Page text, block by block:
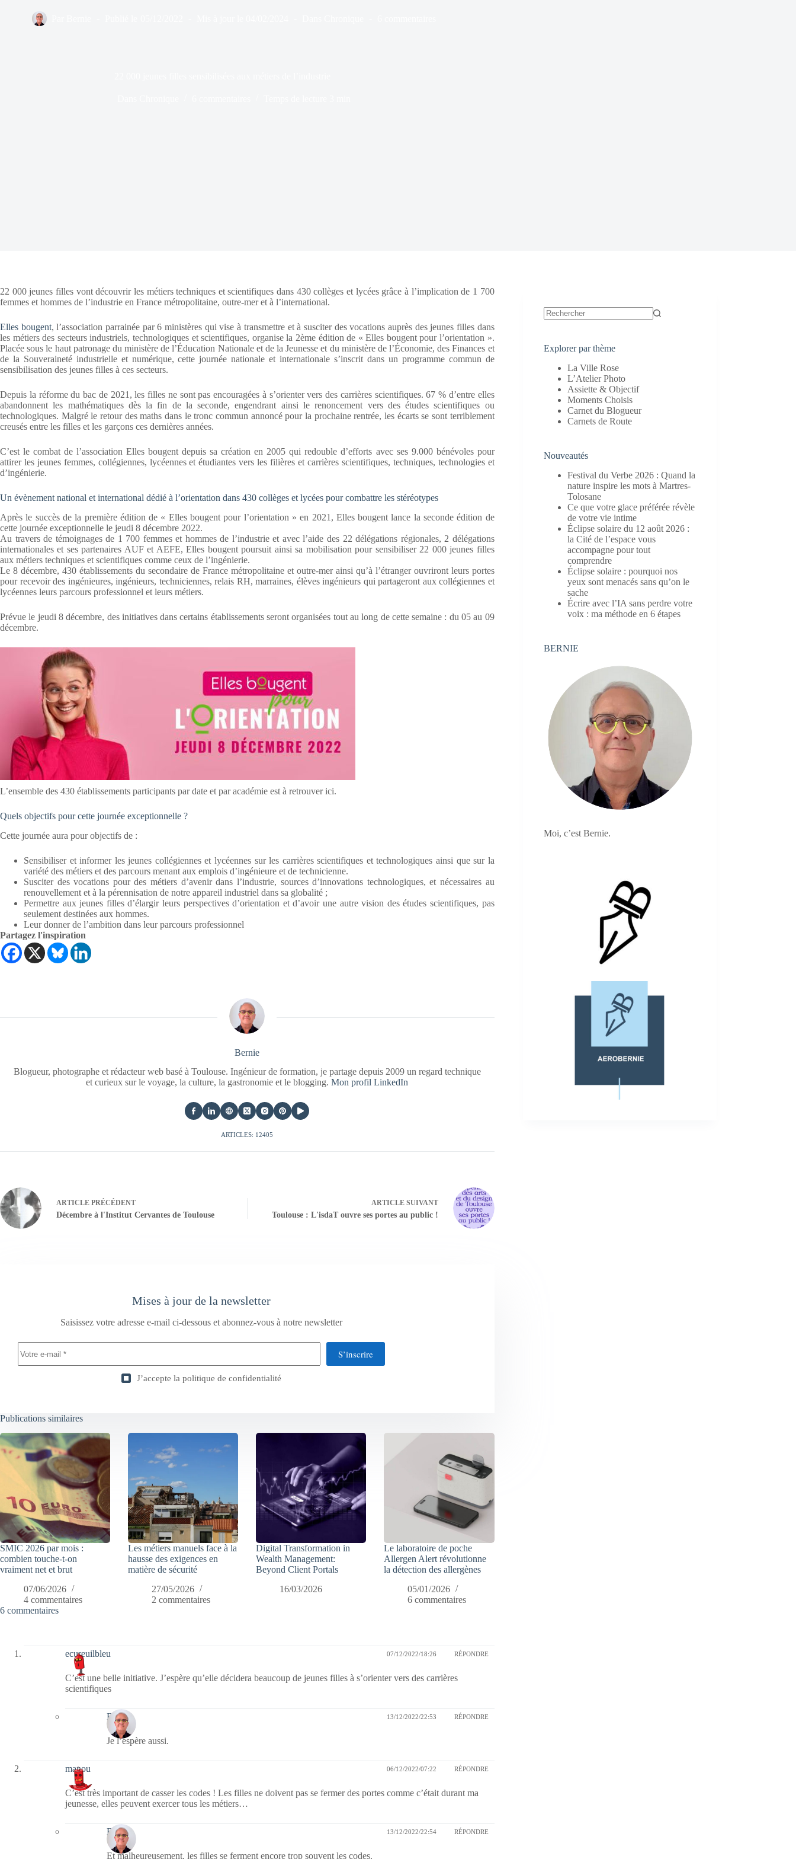
22 000 jeunes filles vont découvrir les métiers techniques et scientifiques dans 430 collèges et lycées grâce à l’implication de 1 700
femmes et hommes de l’industrie en France métropolitaine, outre-mer et à l’international.
Elles bougent, l’association parrainée par 6 ministères qui vise à transmettre et à susciter des vocations auprès des jeunes filles dans
les métiers des secteurs industriels, technologiques et scientifiques, organise la 2ème édition de « Elles bougent pour l’orientation ».
Placée sous le haut patronage du ministère de l’Éducation Nationale et de la Jeunesse et du ministère de l’Économie, des Finances et
de la Souveraineté industrielle et numérique, cette journée nationale et internationale s’inscrit dans un programme commun de
sensibilisation des jeunes filles à ces secteurs.
Depuis la réforme du bac de 2021, les filles ne sont pas encouragées à s’orienter vers des carrières scientifiques. 67 % d’entre elles
abandonnent les mathématiques dès la fin de la seconde, engendrant ainsi le renoncement vers des études scientifiques ou
technologiques. Malgré le retour des maths dans le tronc commun annoncé pour la prochaine rentrée, les écarts se sont terriblement
creusés entre les filles et les garçons ces dernières années.
C’est le combat de l’association Elles bougent depuis sa création en 2005 qui redouble d’efforts avec ses 9.000 bénévoles pour
attirer les jeunes femmes, collégiennes, lycéennes et étudiantes vers les filières et carrières scientifiques, techniques, technologies et
d’ingénierie.
Un évènement national et international dédié à l’orientation dans 430 collèges et lycées pour combattre les stéréotypes
Après le succès de la première édition de « Elles bougent pour l’orientation » en 2021, Elles bougent lance la seconde édition de
cette journée exceptionnelle le jeudi 8 décembre 2022.
Au travers de témoignages de 1 700 femmes et hommes de l’industrie et avec l’aide des 22 délégations régionales, 2 délégations
internationales et ses partenaires AUF et AEFE, Elles bougent poursuit ainsi sa mobilisation pour sensibiliser 22 000 jeunes filles
aux métiers techniques et scientifiques comme ceux de l’ingénierie.
Le 8 décembre, 430 établissements du secondaire de France métropolitaine et outre-mer ainsi qu’à l’étranger ouvriront leurs portes
pour recevoir des ingénieures, ingénieurs, techniciennes, relais RH, marraines, élèves ingénieurs qui partageront aux collégiennes et
lycéennes leurs parcours professionnel et leurs métiers.
Prévue le jeudi 8 décembre, des initiatives dans certains établissements seront organisées tout au long de cette semaine : du 05 au 09
décembre.
L’ensemble des 430 établissements participants par date et par académie est à retrouver ici.
Quels objectifs pour cette journée exceptionnelle ?
Cette journée aura pour objectifs de :
Sensibiliser et informer les jeunes collégiennes et lycéennes sur les carrières scientifiques et technologiques ainsi que sur la
variété des métiers et des parcours menant aux emplois d’ingénieure et de technicienne.
Susciter des vocations pour des métiers d’avenir dans l’industrie, sources d’innovations technologiques, et nécessaires au
renouvellement et à la pérennisation de notre appareil industriel dans sa globalité ;
Permettre aux jeunes filles d’élargir leurs perspectives d’orientation et d’avoir une autre vision des études scientifiques, pas
seulement destinées aux hommes.
Leur donner de l’ambition dans leur parcours professionnel
Partagez l'inspiration
Bernie
Blogueur, photographe et rédacteur web basé à Toulouse. Ingénieur de formation, je partage depuis 2009 un regard technique
et curieux sur le voyage, la culture, la gastronomie et le blogging.Mon profil LinkedIn
ARTICLES: 12405
ARTICLE PRÉCÉDENT
Décembre à l'Institut Cervantes de Toulouse
ARTICLESUIVANT
Toulouse : L'isdaT ouvre ses portes au public !
Mises à jour de la newsletter
Saisissez votre adresse e-mail ci-dessous et abonnez-vous à notre newsletter
S’inscrire
J’accepte la politique de confidentialité
Publications similaires
SMIC 2026 par mois :
combien touche-t-on
vraiment net et brut
07/06/2026
4 commentaires
Les métiers manuels face à la
hausse des exigences en
matière de sécurité
27/05/2026
2 commentaires
Digital Transformation in
Wealth Management:
Beyond Client Portals
16/03/2026
Le laboratoire de poche
Allergen Alert révolutionne
la détection des allergènes
05/01/2026
6 commentaires
6 commentaires
ecureuilbleu 07/12/2022/18:26 RÉPONDRE
C’est une belle initiative. J’espère qu’elle décidera beaucoup de jeunes filles à s’orienter vers des carrières
scientifiques
Bernie 13/12/2022/22:53 RÉPONDRE
Je l’espère aussi.
manou 06/12/2022/07:22 RÉPONDRE
C’est très important de casser les codes ! Les filles ne doivent pas se fermer des portes comme c’était durant ma
jeunesse, elles peuvent exercer tous les métiers…
Bernie 13/12/2022/22:54 RÉPONDRE
Et malheureusement, les filles se ferment encore trop souvent les codes.
Explorer par thème
La Ville Rose
L’Atelier Photo
Assiette & Objectif
Moments Choisis
Carnet du Blogueur
Carnets de Route
Nouveautés
Festival du Verbe 2026 : Quand la
nature inspire les mots à Martres-
Tolosane
Ce que votre glace préférée révèle
de votre vie intime
Éclipse solaire du 12 août 2026 :
la Cité de l’espace vous
accompagne pour tout
comprendre
Éclipse solaire : pourquoi nos
yeux sont menacés sans qu’on le
sache
Écrire avec l’IA sans perdre votre
voix : ma méthode en 6 étapes
BERNIE
Moi, c’est Bernie.